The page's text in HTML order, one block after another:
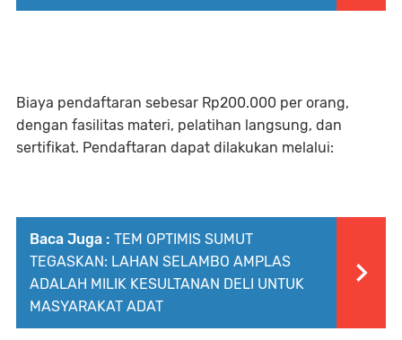
Biaya pendaftaran sebesar Rp200.000 per orang,
dengan fasilitas materi, pelatihan langsung, dan
sertifikat. Pendaftaran dapat dilakukan melalui:
Baca Juga : TEM OPTIMIS SUMUT
TEGASKAN: LAHAN SELAMBO AMPLAS
ADALAH MILIK KESULTANAN DELI UNTUK
MASYARAKAT ADAT